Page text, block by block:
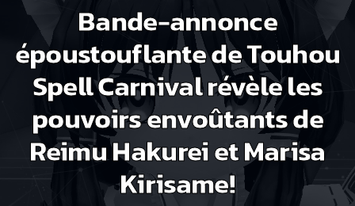
Bande-annonce
époustouflante de Touhou
Spell Carnival révèle les
pouvoirs envoûtants de
Reimu Hakurei et Marisa
Kirisame!